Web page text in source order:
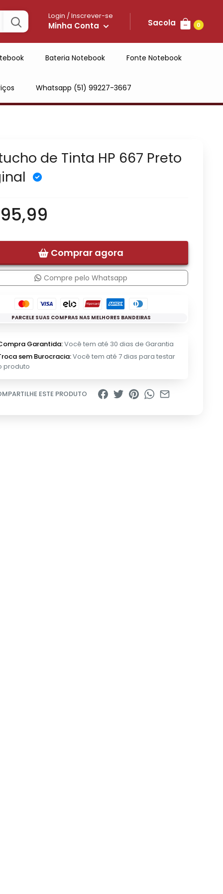
Login / Inscrever-se
Minha Conta Sacola 0
Bateria Notebook Fonte Notebook
Whatsapp (51) 99227-3667
de Tinta HP 667 Preto
Comprar agora
Compre pelo Whatsapp
PARCELE SUAS COMPRAS NAS MELHORES BANDEIRAS
Garantida:Você tem até 30 dias de Garantia
sem Burocracia:Você tem até 7 dias para testar
produto
ESTE PRODUTO